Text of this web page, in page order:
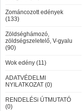
Zománcozott edények
(133)
Zöldséghámozó,
zöldségszeletelő, V-gyalu
(90)
Wok edény (11)
ADATVÉDELMI
NYILATKOZAT (0)
RENDELÉSi ÚTMUTATÓ
(0)